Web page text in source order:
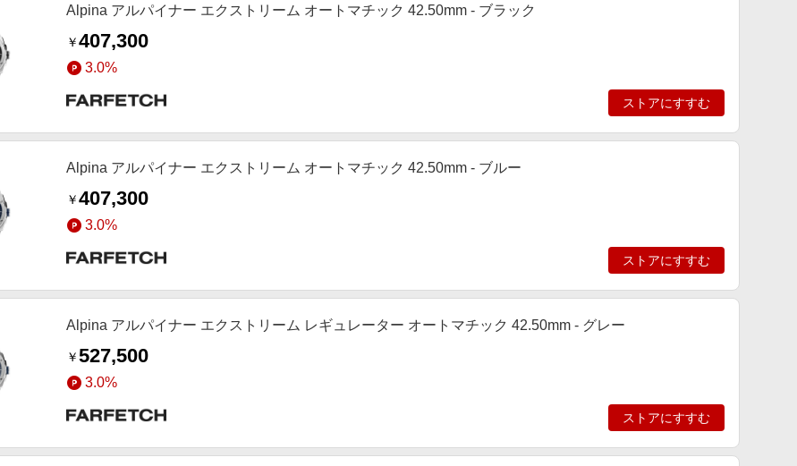
Alpina アルパイナー エクストリーム オートマチック 42.50mm - ブラック
￥407,300
3.0%
ストアにすすむ
Alpina アルパイナー エクストリーム オートマチック 42.50mm - ブルー
￥407,300
3.0%
ストアにすすむ
Alpina アルパイナー エクストリーム レギュレーター オートマチック 42.50mm - グレー
￥527,500
3.0%
ストアにすすむ